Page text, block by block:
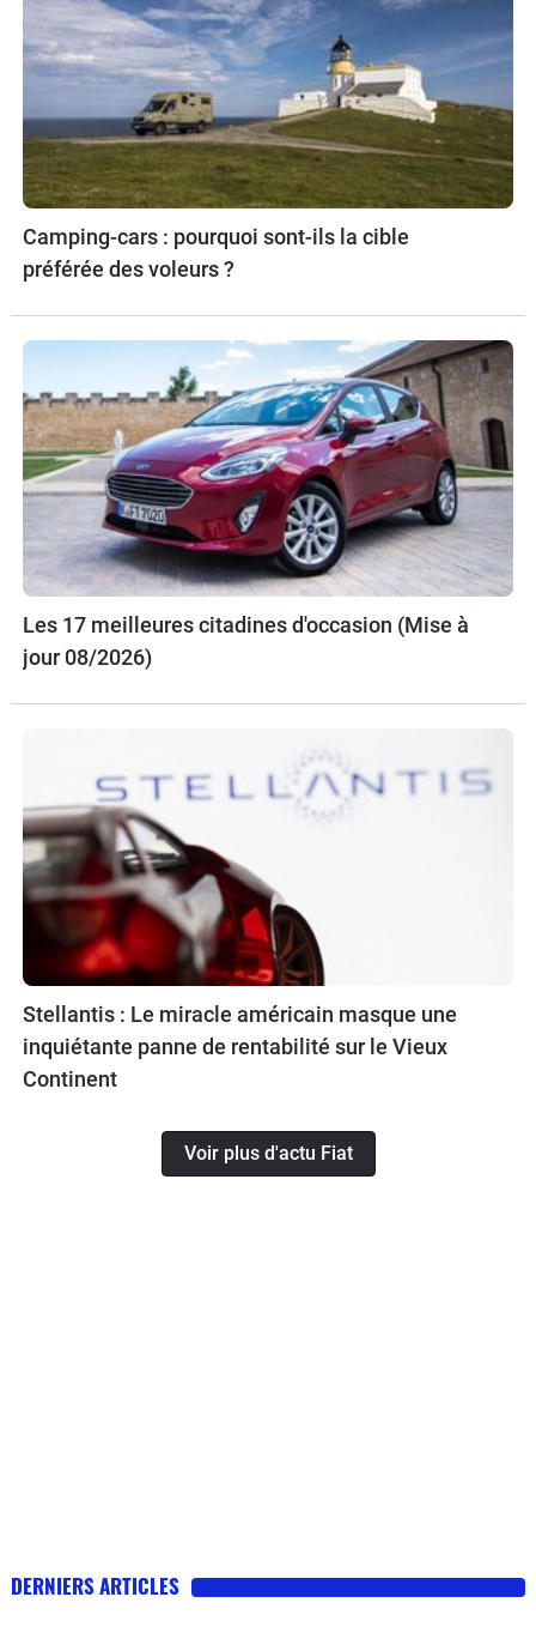
Camping-cars : pourquoi sont-ils la cible
préférée des voleurs ?
Les 17 meilleures citadines d'occasion (Mise à
jour 08/2026)
Stellantis : Le miracle américain masque une
inquiétante panne de rentabilité sur le Vieux
Continent
Voir plus d'actu Fiat
DERNIERS ARTICLES